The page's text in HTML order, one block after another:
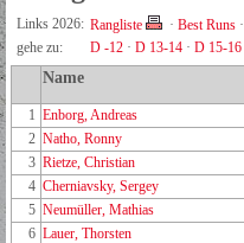
Links 2026: Rangliste · Best Runs ·
gehe zu:
D -12 · D 13-14 · D 15-16
Name
1 Enborg, Andreas
2 Natho, Ronny
3 Rietze, Christian
4 Cherniavsky, Sergey
5 Neumüller, Mathias
6 Lauer, Thorsten